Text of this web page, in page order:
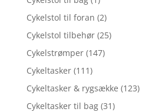
Cykelstol til foran (2)
Cykelstol tilbehør (25)
Cykelstrømper (147)
Cykeltasker (111)
Cykeltasker & rygsække (123)
Cykeltasker til bag (31)